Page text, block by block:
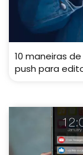
10 maneiras
push para